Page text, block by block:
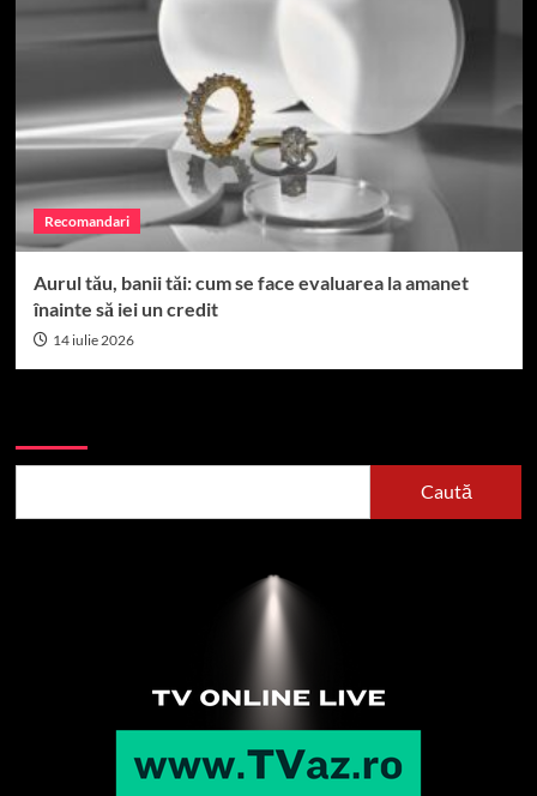
Recomandari
Aurul tău, banii tăi: cum se face evaluarea la amanet
înainte să iei un credit
14 iulie 2026
Caută